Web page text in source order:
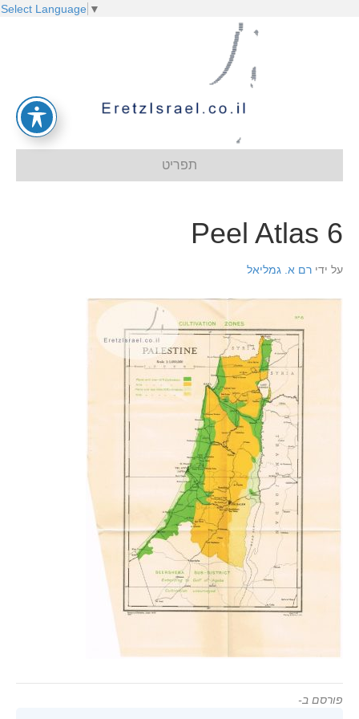
Select Language ▼
תפריט
Peel Atlas 6
על ידי רם א. גמליאל
פורסם ב-